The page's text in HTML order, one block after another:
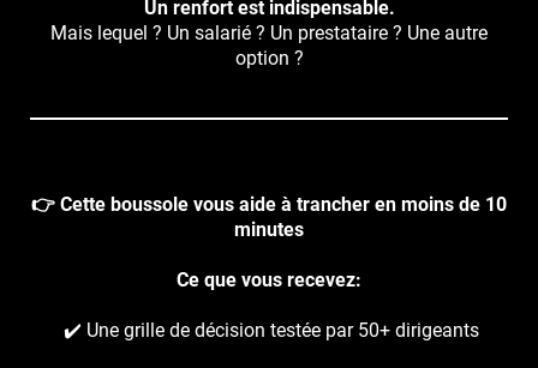
Un renfort est indispensable.
Mais lequel ? Un salarié ? Un prestataire ? Une autre
option ?
👉 Cette boussole vous aide à trancher en moins de 10
minutes
Ce que vous recevez:
✔️ Une grille de décision testée par 50+ dirigeants